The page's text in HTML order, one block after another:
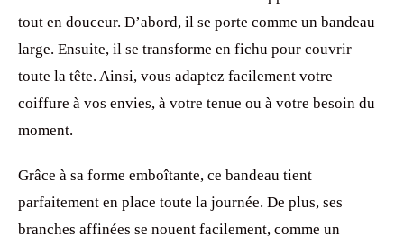
tout en douceur. D’abord, il se porte comme un bandeau
large. Ensuite, il se transforme en fichu pour couvrir
toute la tête. Ainsi, vous adaptez facilement votre
coiffure à vos envies, à votre tenue ou à votre besoin du
moment.
Grâce à sa forme emboîtante, ce bandeau tient
parfaitement en place toute la journée. De plus, ses
branches affinées se nouent facilement, comme un